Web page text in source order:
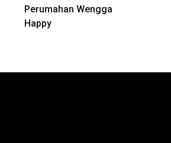
Perumahan Wengga
Happy